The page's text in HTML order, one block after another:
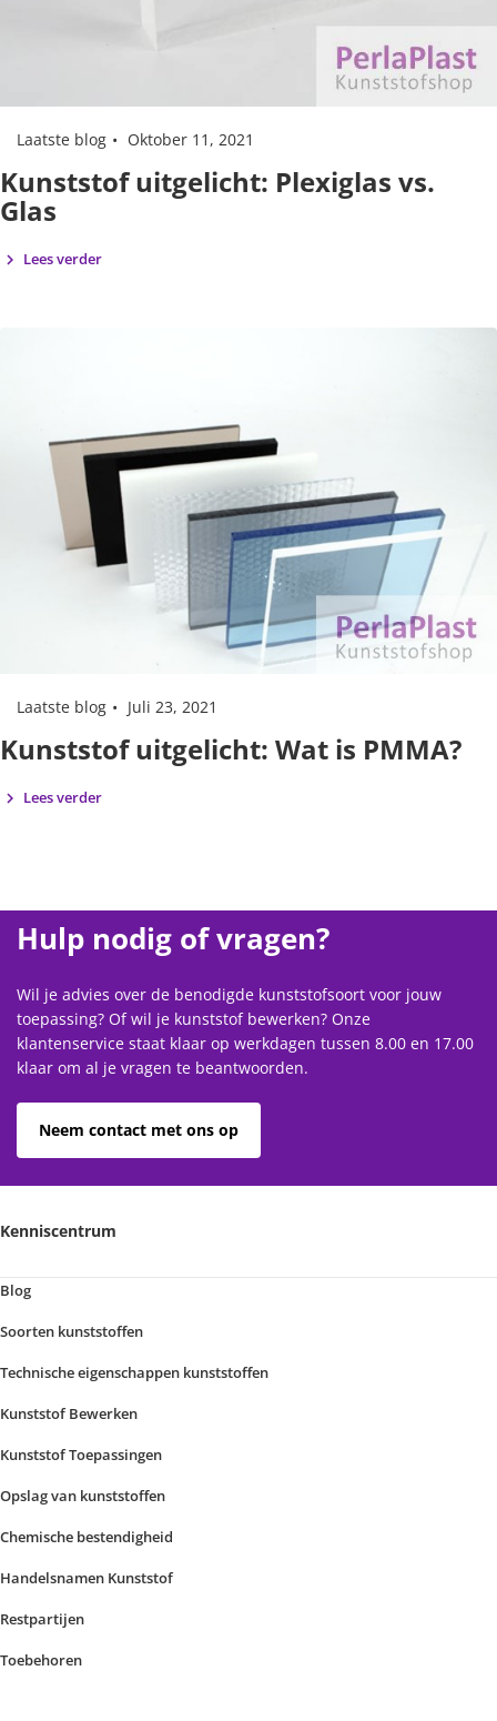
Laatste blog Oktober 11, 2021
Kunststof uitgelicht: Plexiglas vs.
Glas
Lees verder
Laatste blog Juli 23, 2021
Kunststof uitgelicht: Wat is PMMA?
Lees verder
Hulp nodig of vragen?
Wil je advies over de benodigde kunststofsoort voor jouw
toepassing? Of wil je kunststof bewerken? Onze
klantenservice staat klaar op werkdagen tussen 8.00 en 17.00
klaar om al je vragen te beantwoorden.
Neem contact met ons op
Kenniscentrum
Blog
Soorten kunststoffen
Technische eigenschappen kunststoffen
Kunststof Bewerken
Kunststof Toepassingen
Opslag van kunststoffen
Chemische bestendigheid
Handelsnamen Kunststof
Restpartijen
Toebehoren